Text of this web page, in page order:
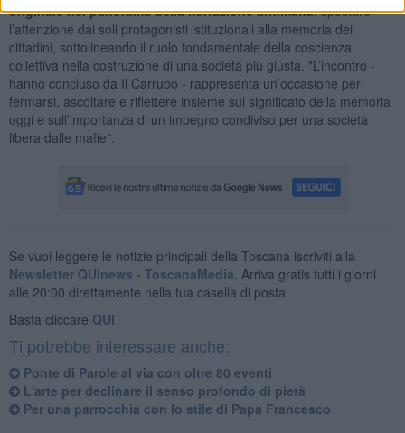
originale nel panorama della narrazione antimafia: spostare
l’attenzione dai soli protagonisti istituzionali alla memoria dei
cittadini, sottolineando il ruolo fondamentale della coscienza
collettiva nella costruzione di una società più giusta. "L’incontro -
hanno concluso da Il Carrubo - rappresenta un’occasione per
fermarsi, ascoltare e riflettere insieme sul significato della memoria
oggi e sull’importanza di un impegno condiviso per una società
libera dalle mafie".
Se vuoi leggere le notizie principali della Toscana iscriviti alla
Newsletter QUInews - ToscanaMedia. Arriva gratis tutti i giorni
alle 20:00 direttamente nella tua casella di posta.
Basta cliccare QUI
Ti potrebbe interessare anche:
Ponte di Parole al via con oltre 80 eventi
L'arte per declinare il senso profondo di pietà
Per una parrocchia con lo stile di Papa Francesco